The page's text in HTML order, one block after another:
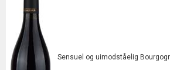
Sensuel og uimodståelig